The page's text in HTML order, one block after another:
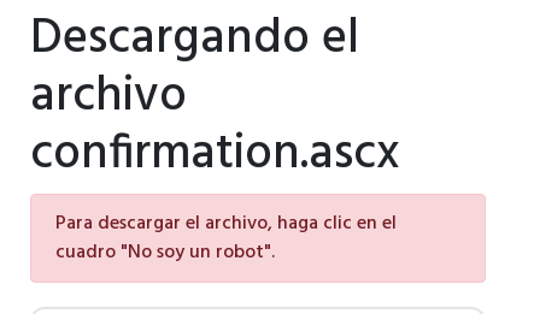
Descargando el
archivo
confirmation.ascx
Para descargar el archivo, haga clic en el
cuadro "No soy un robot".